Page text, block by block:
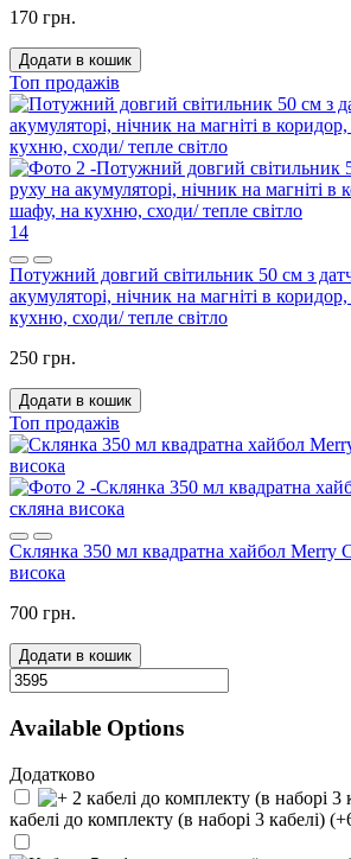
170 грн.
Додати в кошик
Топ продажів
14
Потужний довгий світильник 50 см з
акумуляторі, нічник на магніті в
кухню, сходи/ тепле світло
250 грн.
Додати в кошик
Топ продажів
Склянка 350 мл квадратна хайбол Merry
висока
700 грн.
Додати в кошик
Available Options
Додатково
кабелі до комплекту (в наборі 3 кабелі)